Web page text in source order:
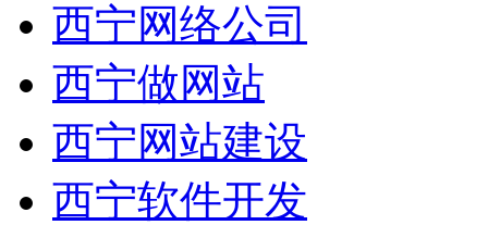
西宁网络公司
西宁做网站
西宁网站建设
西宁软件开发